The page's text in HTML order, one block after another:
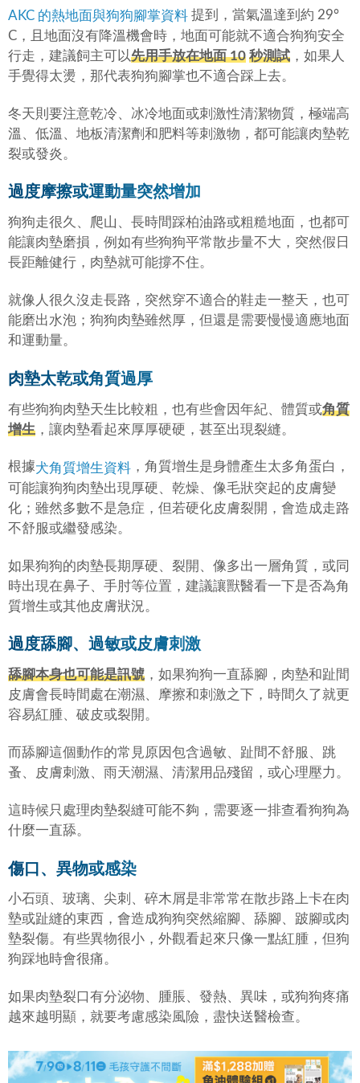
AKC 的熱地面與狗狗腳掌資料 提到，當氣溫達到約 29°
C，且地面沒有降溫機會時，地面可能就不適合狗狗安全
行走，建議飼主可以先用手放在地面 10 秒測試 ，如果人
手覺得太燙，那代表狗狗腳掌也不適合踩上去。
冬天則要注意乾冷、冰冷地面或刺激性清潔物質，極端高
溫、低溫、地板清潔劑和肥料等刺激物，都可能讓肉墊乾
裂或發炎。
過度摩擦或運動量突然增加
狗狗走很久、爬山、長時間踩柏油路或粗糙地面，也都可
能讓肉墊磨損，例如有些狗狗平常散步量不大，突然假日
長距離健行，肉墊就可能撐不住。
就像人很久沒走長路，突然穿不適合的鞋走一整天，也可
能磨出水泡；狗狗肉墊雖然厚，但還是需要慢慢適應地面
和運動量。
肉墊太乾或角質過厚
有些狗狗肉墊天生比較粗，也有些會因年紀、體質或角質
增生 ，讓肉墊看起來厚厚硬硬，甚至出現裂縫。
根據犬角質增生資料 ，角質增生是身體產生太多角蛋白，
可能讓狗狗肉墊出現厚硬、乾燥、像毛狀突起的皮膚變
化；雖然多數不是急症，但若硬化皮膚裂開，會造成走路
不舒服或繼發感染。
如果狗狗的肉墊長期厚硬、裂開、像多出一層角質，或同
時出現在鼻子、手肘等位置，建議讓獸醫看一下是否為角
質增生或其他皮膚狀況。
過度舔腳、過敏或皮膚刺激
舔腳本身也可能是訊號 ，如果狗狗一直舔腳，肉墊和趾間
皮膚會長時間處在潮濕、摩擦和刺激之下，時間久了就更
容易紅腫、破皮或裂開。
而舔腳這個動作的常見原因包含過敏、趾間不舒服、跳
蚤、皮膚刺激、雨天潮濕、清潔用品殘留，或心理壓力。
這時候只處理肉墊裂縫可能不夠，需要逐一排查看狗狗為
什麼一直舔。
傷口、異物或感染
小石頭、玻璃、尖刺、碎木屑是非常常在散步路上卡在肉
墊或趾縫的東西，會造成狗狗突然縮腳、舔腳、跛腳或肉
墊裂傷。有些異物很小，外觀看起來只像一點紅腫，但狗
狗踩地時會很痛。
如果肉墊裂口有分泌物、腫脹、發熱、異味，或狗狗疼痛
越來越明顯，就要考慮感染風險，盡快送醫檢查。